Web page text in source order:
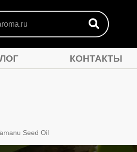
КОНТАКТЫ
Seed Oil